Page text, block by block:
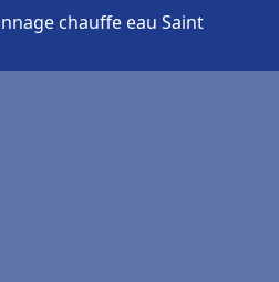
chauffe eau Saint